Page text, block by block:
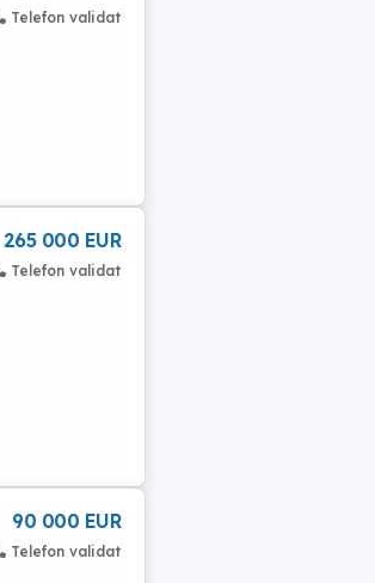
Telefon validat
265 000 EUR
Telefon validat
90 000 EUR
Telefon validat